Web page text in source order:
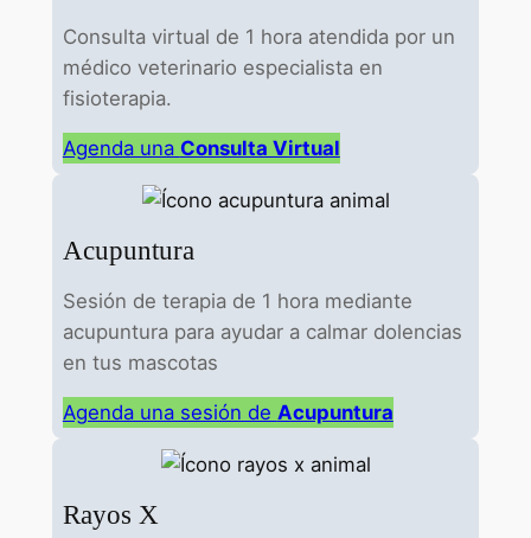
Consulta virtual de 1 hora atendida por un
médico veterinario especialista en
fisioterapia.
Agenda una Consulta Virtual
Acupuntura
Sesión de terapia de 1 hora mediante
acupuntura para ayudar a calmar dolencias
en tus mascotas
Agenda una sesión de Acupuntura
Rayos X